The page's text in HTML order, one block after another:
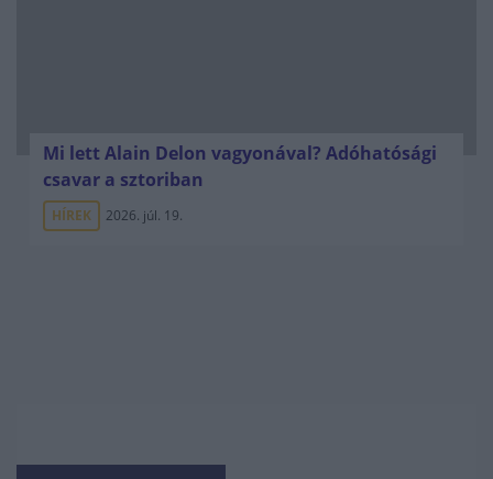
Mi lett Alain Delon vagyonával? Adóhatósági
csavar a sztoriban
HÍREK 2026. júl. 19.